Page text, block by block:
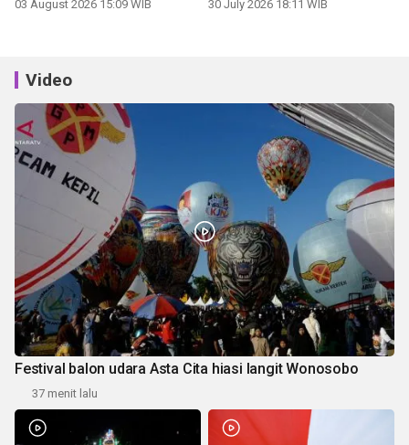
03 August 2026 15:09 WIB 30 July 2026 18:11 WIB
Video
Festival balon udara Asta Cita hiasi langit Wonosobo
37 menit lalu